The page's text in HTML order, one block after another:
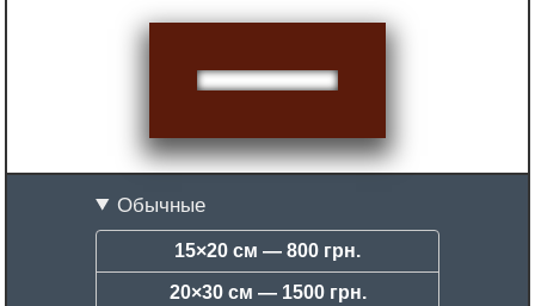
Обычные
15×20 см — 800 грн.
20×30 см — 1500 грн.